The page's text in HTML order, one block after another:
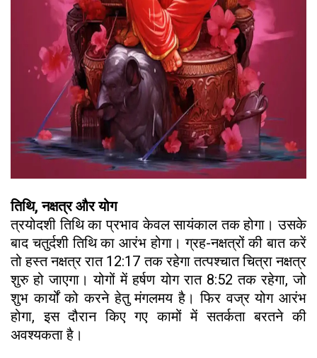
तिथि, नक्षत्र और योग
त्रयोदशी तिथि का प्रभाव केवल सायंकाल तक होगा। उसके
बाद चतुर्दशी तिथि का आरंभ होगा। ग्रह-नक्षत्रों की बात करें
तो हस्त नक्षत्र रात 12:17 तक रहेगा तत्पश्चात चित्रा नक्षत्र
शुरु हो जाएगा। योगों में हर्षण योग रात 8:52 तक रहेगा, जो
शुभ कार्यों को करने हेतु मंगलमय है। फिर वज्र योग आरंभ
होगा, इस दौरान किए गए कामों में सतर्कता बरतने की
अवश्यकता है।